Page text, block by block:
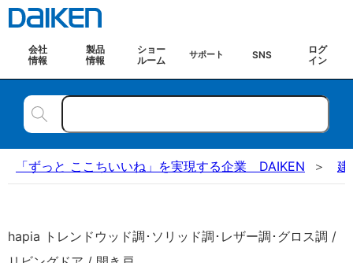
会社
情報
製品
情報
ショー
ルーム
サポート SNS
ログ
イン
「ずっと ここちいいね」を実現する企業 DAIKEN 建
hapia トレンドウッド調･ソリッド調･レザー調･グロス調 /